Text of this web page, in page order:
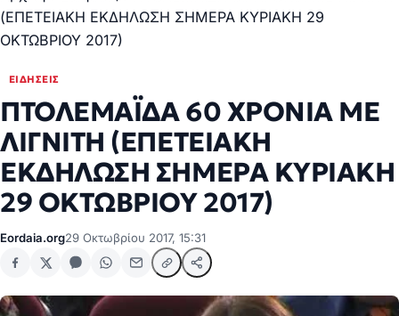
(ΕΠΕΤΕΙΑΚΗ ΕΚΔΗΛΩΣΗ ΣΗΜΕΡΑ ΚΥΡΙΑΚΗ 29
ΟΚΤΩΒΡΙΟΥ 2017)
ΕΙΔΉΣΕΙΣ
ΠΤΟΛΕΜΑΪΔΑ 60 ΧΡΟΝΙΑ ΜΕ
ΛΙΓΝΙΤΗ (ΕΠΕΤΕΙΑΚΗ
ΕΚΔΗΛΩΣΗ ΣΗΜΕΡΑ ΚΥΡΙΑΚΗ
29 ΟΚΤΩΒΡΙΟΥ 2017)
Eordaia.org29 Οκτωβρίου 2017, 15:31